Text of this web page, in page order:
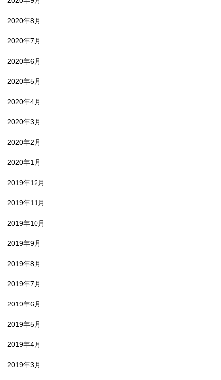
2020年8月
2020年7月
2020年6月
2020年5月
2020年4月
2020年3月
2020年2月
2020年1月
2019年12月
2019年11月
2019年10月
2019年9月
2019年8月
2019年7月
2019年6月
2019年5月
2019年4月
2019年3月